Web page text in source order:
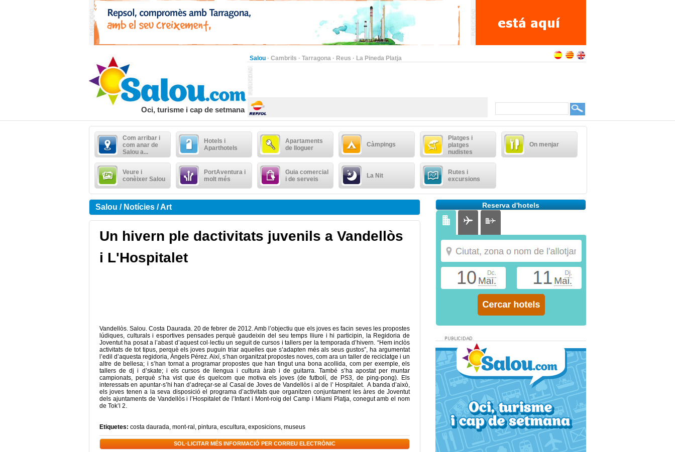
Salou · Cambrils · Tarragona · Reus · La Pineda Platja
Oci, turisme i cap de setmana
Com arribar i
com anar de
Salou a...
Hotels i
Aparthotels
Apartaments
de lloguer
Càmpings
Platges i
platges
nudistes
On menjar
Veure i
conèixer Salou
PortAventura i
molt més
Guia comercial
i de serveis
La Nit
Rutes i
excursions
Salou / Notícies / Art
Un hivern ple dactivitats juvenils a Vandellòs
i L'Hospitalet
Vandellòs. Salou. Costa Daurada. 20 de febrer de 2012. Amb l’objectiu que els joves es facin seves les propostes
lúdiques, culturals i esportives pensades perquè gaudeixin del seu temps lliure i hi participin, la Regidoria de
Joventut ha posat a l’abast d’aquest col·lectiu un seguit de cursos i tallers per la temporada d’hivern. “Hem inclòs
activitats de tot tipus, perquè els joves puguin triar aquelles que s’adapten més als seus gustos”, ha argumentat
l’edil d’aquesta regidoria, Àngels Pérez. Així, s’han organitzat propostes noves, com ara un taller de reciclatge i un
altre de bellesa; i s’han tornat a programar propostes que han tingut una bona acollida, com per exemple, els
tallers de dj i d’skate; i els cursos de llengua i cultura àrab i de guitarra. També s’ha apostat per muntar
campionats, perquè s’ha vist que és quelcom que motiva els joves (de futbolí, de PS3, de ping-pong). Els
interessats en apuntar-s’hi han d’adreçar-se al Casal de Joves de Vandellòs i al de l’ Hospitalet. A banda d’això,
els joves tenen a la seva disposició el programa d’activitats que organitzen conjuntament les àres de Joventut
dels ajuntaments de Vandellòs i l’Hospitalet de l’Infant i Mont-roig del Camp i Miami Platja, conegut amb el nom
de Tok’l 2.
Etiquetes: costa daurada, mont-ral , pintura, escultura, exposicions, museus
SOL·LICITAR MÉS INFORMACIÓ PER CORREU ELECTRÒNIC
Reserva d'hotels